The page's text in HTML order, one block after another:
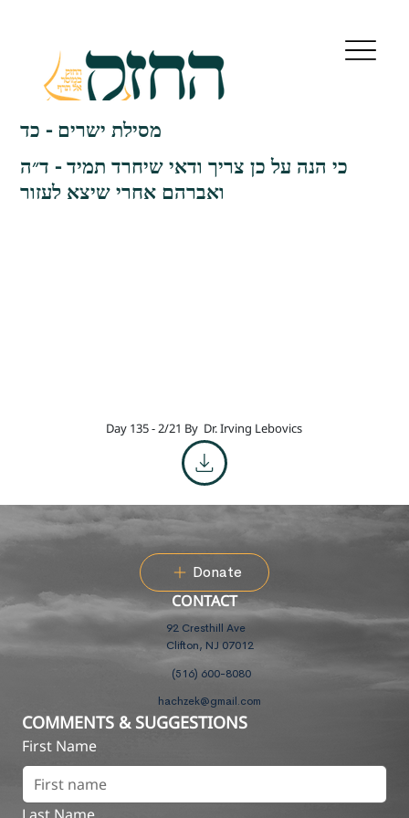
מסילת ישרים - כד
כי הנה על כן צריך ודאי שיחרד תמיד - ד״ה
ואברהם אחרי שיצא לעזור
Day 135 - 2/21 By Dr. Irving Lebovics
Donate
CONTACT
92 Cresthill Ave
Clifton, NJ 07012
(516) 600-8080
hachzek@gmail.com
COMMENTS & SUGGESTIONS
First Name